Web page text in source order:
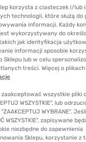
zł
SIYU
SIYU
41,99 zł
5 kolorów -40%
korzysta z ciasteczek i/lub
technologii, które służą do
informacji. Każdy
wykorzystywany do
jak identyfikacja
informacji sposobie
Sklepu lub w celu
treści. Więcej o
zaakceptować wszystkie pliki
WSZYSTKIE", lub
WYBRANE".
WSZYSTKIE", zapisywane
niezbędne do zapewnienia
Sklepu, korzystanie z